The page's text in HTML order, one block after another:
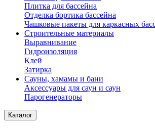
Плитка для бассейна
Отделка бортика бассейна
Чашковые пакеты для каркасных
Строительные материалы
Выравнивание
Гидроизоляция
Клей
Затирка
Сауны, хамамы и бани
Аксессуары для саун и саун
Парогенераторы
Каталог